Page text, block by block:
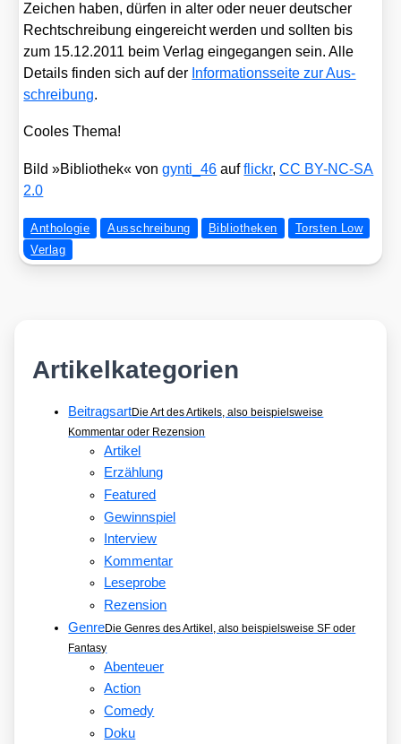
Zei­chen haben, dür­fen in alter oder neu­er deut­scher
Recht­schrei­bung ein­ge­reicht wer­den und soll­ten bis
zum 15.12.2011 beim Ver­lag ein­ge­gan­gen sein. Alle
Details fin­den sich auf der Infor­ma­ti­ons­sei­te zur Aus­
schrei­bung.
Coo­les The­ma!
Bild »Biblio­thek« vongynti_​46 aufflickr,CC BY-NC-SA
2.0
Anthologie Ausschreibung Bibliotheken
Torsten Low
Verlag
Artikelkategorien
BeitragsartDie Art des Artikels, also beispielsweise
Kommentar oder Rezension
Artikel
Erzählung
Featured
Gewinnspiel
Interview
Kommentar
Leseprobe
Rezension
GenreDie Genres des Artikel, also beispielsweise SF oder
Fantasy
Abenteuer
Action
Comedy
Doku